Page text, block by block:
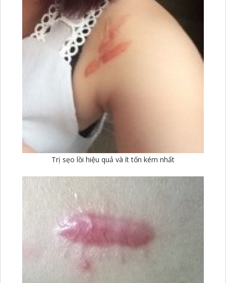
Trị sẹo lồi hiệu quả và ít tốn kém nhất